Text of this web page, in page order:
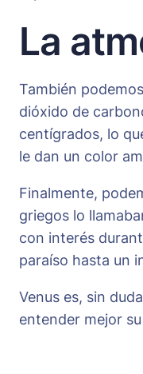
La
También
dióxido de
centígrados, lo
le dan un color
Finalmente,
griegos lo
con interés
paraíso hasta un
Venus es, sin
entender mejor